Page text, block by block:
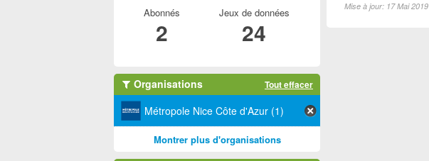
Mise à jour: 17 Mai 2019
Abonnés
2
Jeux de données
24
Organisations Tout effacer
Métropole Nice Côte d'Azur (1)
Montrer plus d'organisations